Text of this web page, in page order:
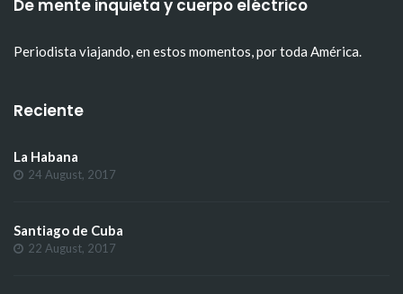
De mente inquieta y cuerpo eléctrico
Periodista viajando, en estos momentos, por toda América.
Reciente
La Habana
24 August, 2017
Santiago de Cuba
22 August, 2017